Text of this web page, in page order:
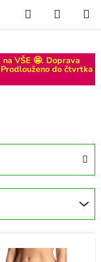
Hledat
KOŠÍK
VŠE 🤩. Doprava
do čtvrtka